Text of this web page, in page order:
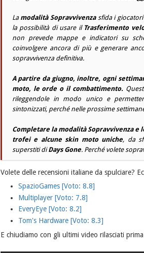
La modalità Sopravvivenzasfida i giocatori
la possibilità di usare il Trasferimento
non prevede mappe e indicatori su
coinvolgere ancora di più e generare
sopravvivenza definitiva.
A partire da giugno, inoltre, ogni
moto, le orde o il combattimento.
rileggendole in modo unico e
sintonizzati, perché nelle prossime
Completare la modalità Sopravvivenza
trofei e alcuneskinmoto uniche, da
superstiti diDays Gone. Perché volete
Volete delle recensioni italiane da spulciare?
SpazioGames [Voto: 8.8]
Multiplayer [Voto: 7.8]
EveryEye [Voto: 8.2]
Tom's Hardware [Voto: 8.3]
E chiudiamo con gli ultimi video rilasciati